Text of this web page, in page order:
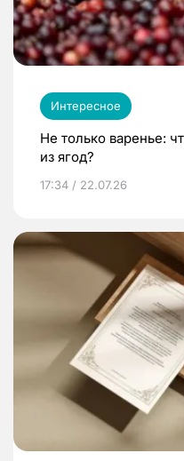
Интересное
Не только варенье:
из ягод?
17:34 / 22.07.26